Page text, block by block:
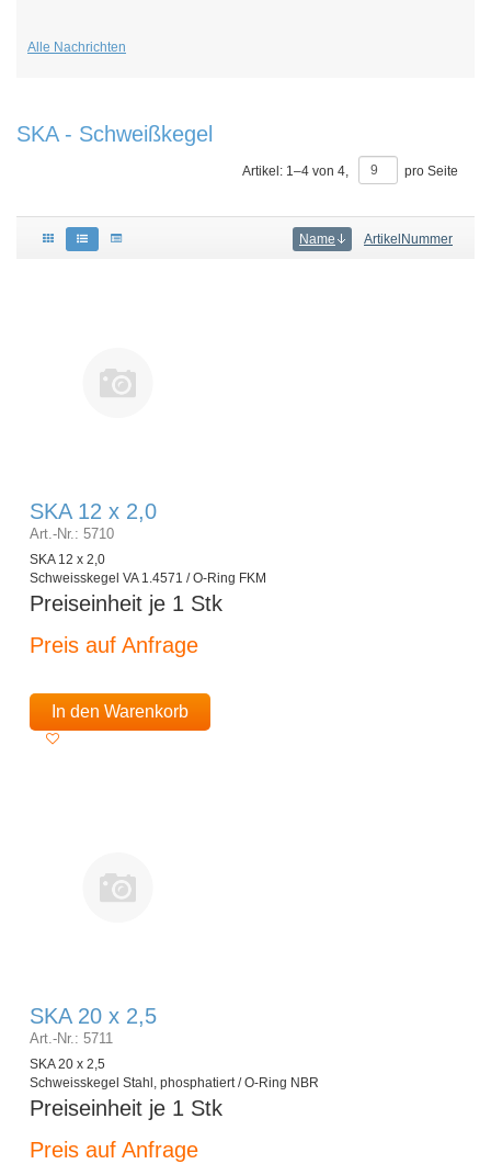
Alle Nachrichten
SKA - Schweißkegel
Artikel: 1–4 von 4, pro Seite
Name ArtikelNummer
SKA 12 x 2,0
Art.-Nr.: 5710
SKA 12 x 2,0
Schweisskegel VA 1.4571 / O-Ring FKM
Preiseinheit je 1 Stk
Preis auf Anfrage
In den Warenkorb
SKA 20 x 2,5
Art.-Nr.: 5711
SKA 20 x 2,5
Schweisskegel Stahl, phosphatiert / O-Ring NBR
Preiseinheit je 1 Stk
Preis auf Anfrage